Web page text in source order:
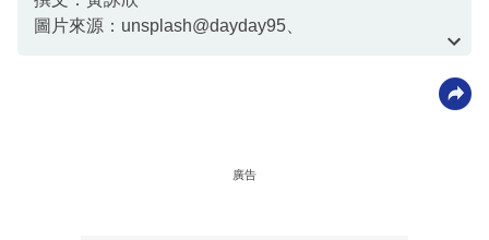
圖片來源：unsplash@dayday95、
廣告